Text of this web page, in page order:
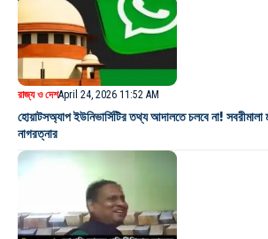
রাজ্য ও দেশApril 24, 2026 11:52 AM
হোয়াটসঅ্যাপ ইউনিভার্সিটির তথ্য আদালতে চলবে না! সবরীমালা
নাগরত্নার